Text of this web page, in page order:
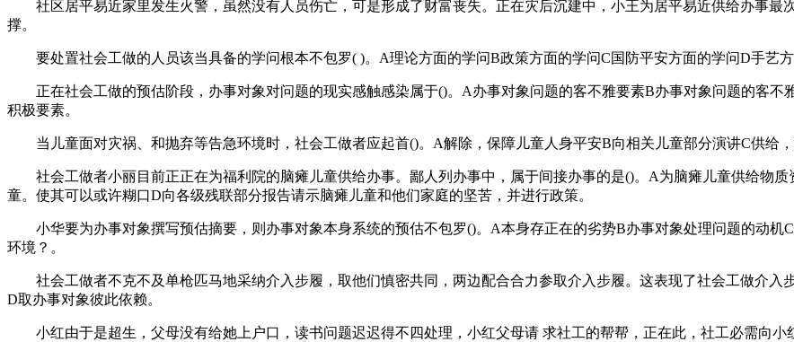
社区居平易近家里发生火警，虽然没有人员伤亡，可是形成了财富丧失。正在灾后沉建中，小王为居平易近供给办事最
撑。
要处置社会工做的人员该当具备的学问根本不包罗( )。A理论方面的学问B政策方面的学问C国防平安方面的学问D手艺方
正在社会工做的预估阶段，办事对象对问题的现实感触感染属于()。A办事对象问题的客不雅要素B办事对象问题的客不
积极要素。
当儿童面对灾祸、和抛弃等告急环境时，社会工做者应起首()。A解除，保障儿童人身平安B向相关儿童部分演讲C供给，
社会工做者小丽目前正正在为福利院的脑瘫儿童供给办事。鄙人列办事中，属于间接办事的是()。A为脑瘫儿童供给物质
童。使其可以或许糊口D向各级残联部分报告请示脑瘫儿童和他们家庭的坚苦，并进行政策。
小华要为办事对象撰写预估摘要，则办事对象本身系统的预估不包罗()。A本身存正在的劣势B办事对象处理问题的动机
环境？。
社会工做者不克不及单枪匹马地采纳介入步履，取他们慎密共同，两边配合合力参取介入步履。这表现了社会工做介入
D取办事对象彼此依赖。
小红由于是超生，父母没有给她上户口，读书问题迟迟得不四处理，小红父母请 求社工的帮帮，正在此，社工必需向小